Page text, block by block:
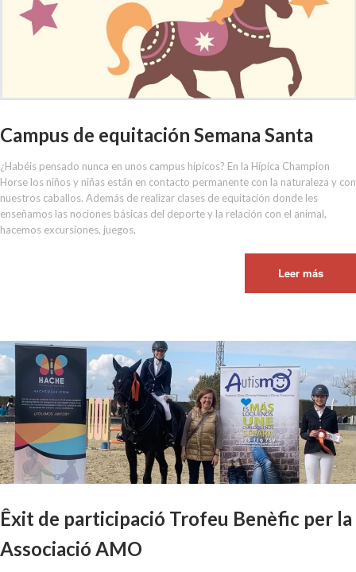
Campus de equitación Semana Santa
¿Habéis pensado nunca en unos campus hípicos? En la Hípica Champion
Horse los niños y niñas están en contacto permanente con la naturaleza y con
nuestros caballos. Además de realizar clases de equitación donde les
enseñamos las nociones básicas del deporte y la relación con el animal,
hacemos excursiones, juegos,
Leer más
Êxit de participació Trofeu Benèfic per la
Associació AMO